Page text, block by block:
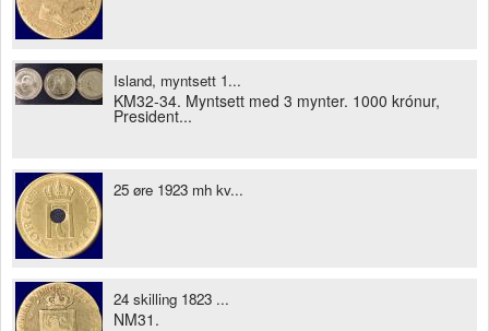
Island, myntsett 1...
KM32-34. Myntsett med 3 mynter. 1000 krónur,
President...
25 øre 1923 mh kv...
24 skilling 1823 ...
NM31.